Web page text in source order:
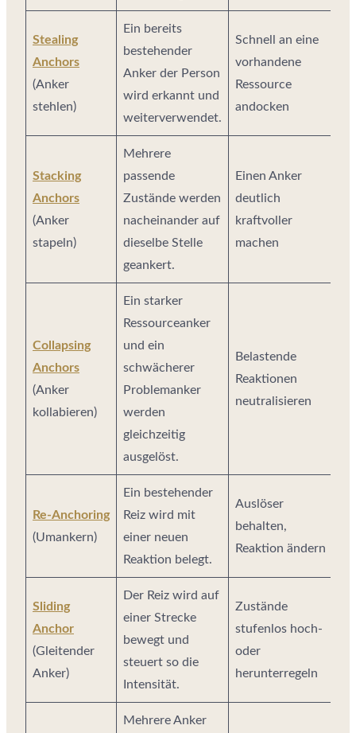
Stealing
Anchors
(Anker
stehlen)
Ein bereits
bestehender
Anker der Person
wird erkannt und
weiterverwendet.
Schnell an eine
vorhandene
Ressource
andocken
Stacking
Anchors
(Anker
stapeln)
Mehrere
passende
Zustände werden
nacheinander auf
dieselbe Stelle
geankert.
Einen Anker
deutlich
kraftvoller
machen
Collapsing
Anchors
(Anker
kollabieren)
Ein starker
Ressourceanker
und ein
schwächerer
Problemanker
werden
gleichzeitig
ausgelöst.
Belastende
Reaktionen
neutralisieren
Re-Anchoring
(Umankern)
Ein bestehender
Reiz wird mit
einer neuen
Reaktion belegt.
Auslöser
behalten,
Reaktion ändern
Sliding
Anchor
(Gleitender
Anker)
Der Reiz wird auf
einer Strecke
bewegt und
steuert so die
Intensität.
Zustände
stufenlos hoch-
oder
herunterregeln
Mehrere Anker